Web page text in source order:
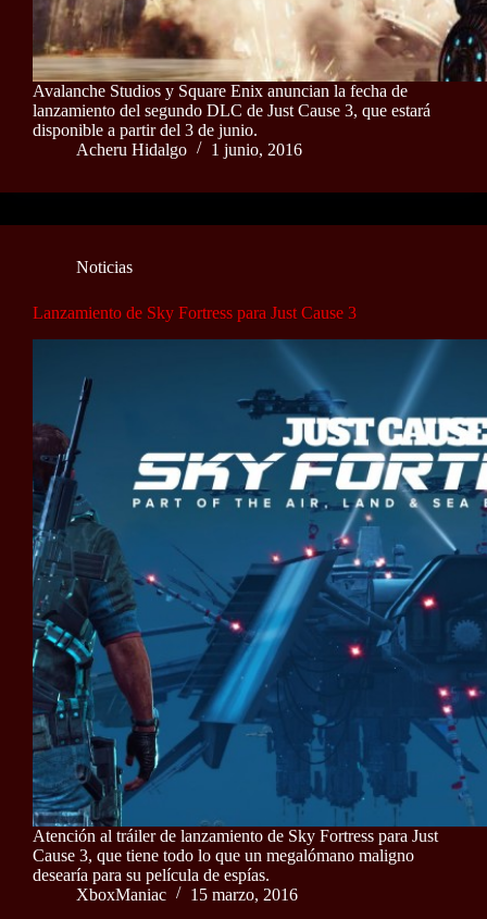
Avalanche Studios y Square Enix anuncian la fecha de
lanzamiento del segundo DLC de Just Cause 3, que estará
disponible a partir del 3 de junio.
Acheru Hidalgo
1 junio, 2016
Noticias
Lanzamiento de Sky Fortress para Just Cause 3
Atención al tráiler de lanzamiento de Sky Fortress para Just
Cause 3, que tiene todo lo que un megalómano maligno
desearía para su película de espías.
XboxManiac
15 marzo, 2016